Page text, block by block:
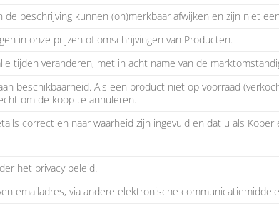
beschrijving kunnen (on)merkbaar afwijken en zijn niet
in onze prijzen of omschrijvingen van Producten.
tijden veranderen, met in acht name van de
beschikbaarheid. Als een product niet op voorraad
om de koop te annuleren.
correct en naar waarheid zijn ingevuld en dat u als
het privacy beleid.
emailadres, via andere elektronische